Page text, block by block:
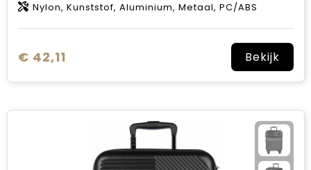
Nylon, Kunststof, Aluminium, Metaal, PC/ABS
€ 42,11 Bekijk